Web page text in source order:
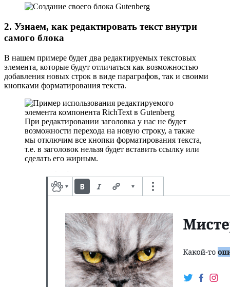
2. Узнаем, как редактировать текст внутри
самого блока
В нашем примере будет два редактируемых текстовых
элемента, которые будут отличаться как возможностью
добавления новых строк в виде параграфов, так и своими
кнопками форматирования текста.
При редактировании заголовка у нас не будет
возможности перехода на новую строку, а также
мы отключим все кнопки форматирования текста,
т.е. в заголовок нельзя будет вставить ссылку или
сделать его жирным.